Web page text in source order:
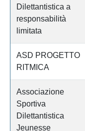
Dilettantistica a
responsabilità
limitata
ASD PROGETTO
RITMICA
Associazione
Sportiva
Dilettantistica
Jeunesse